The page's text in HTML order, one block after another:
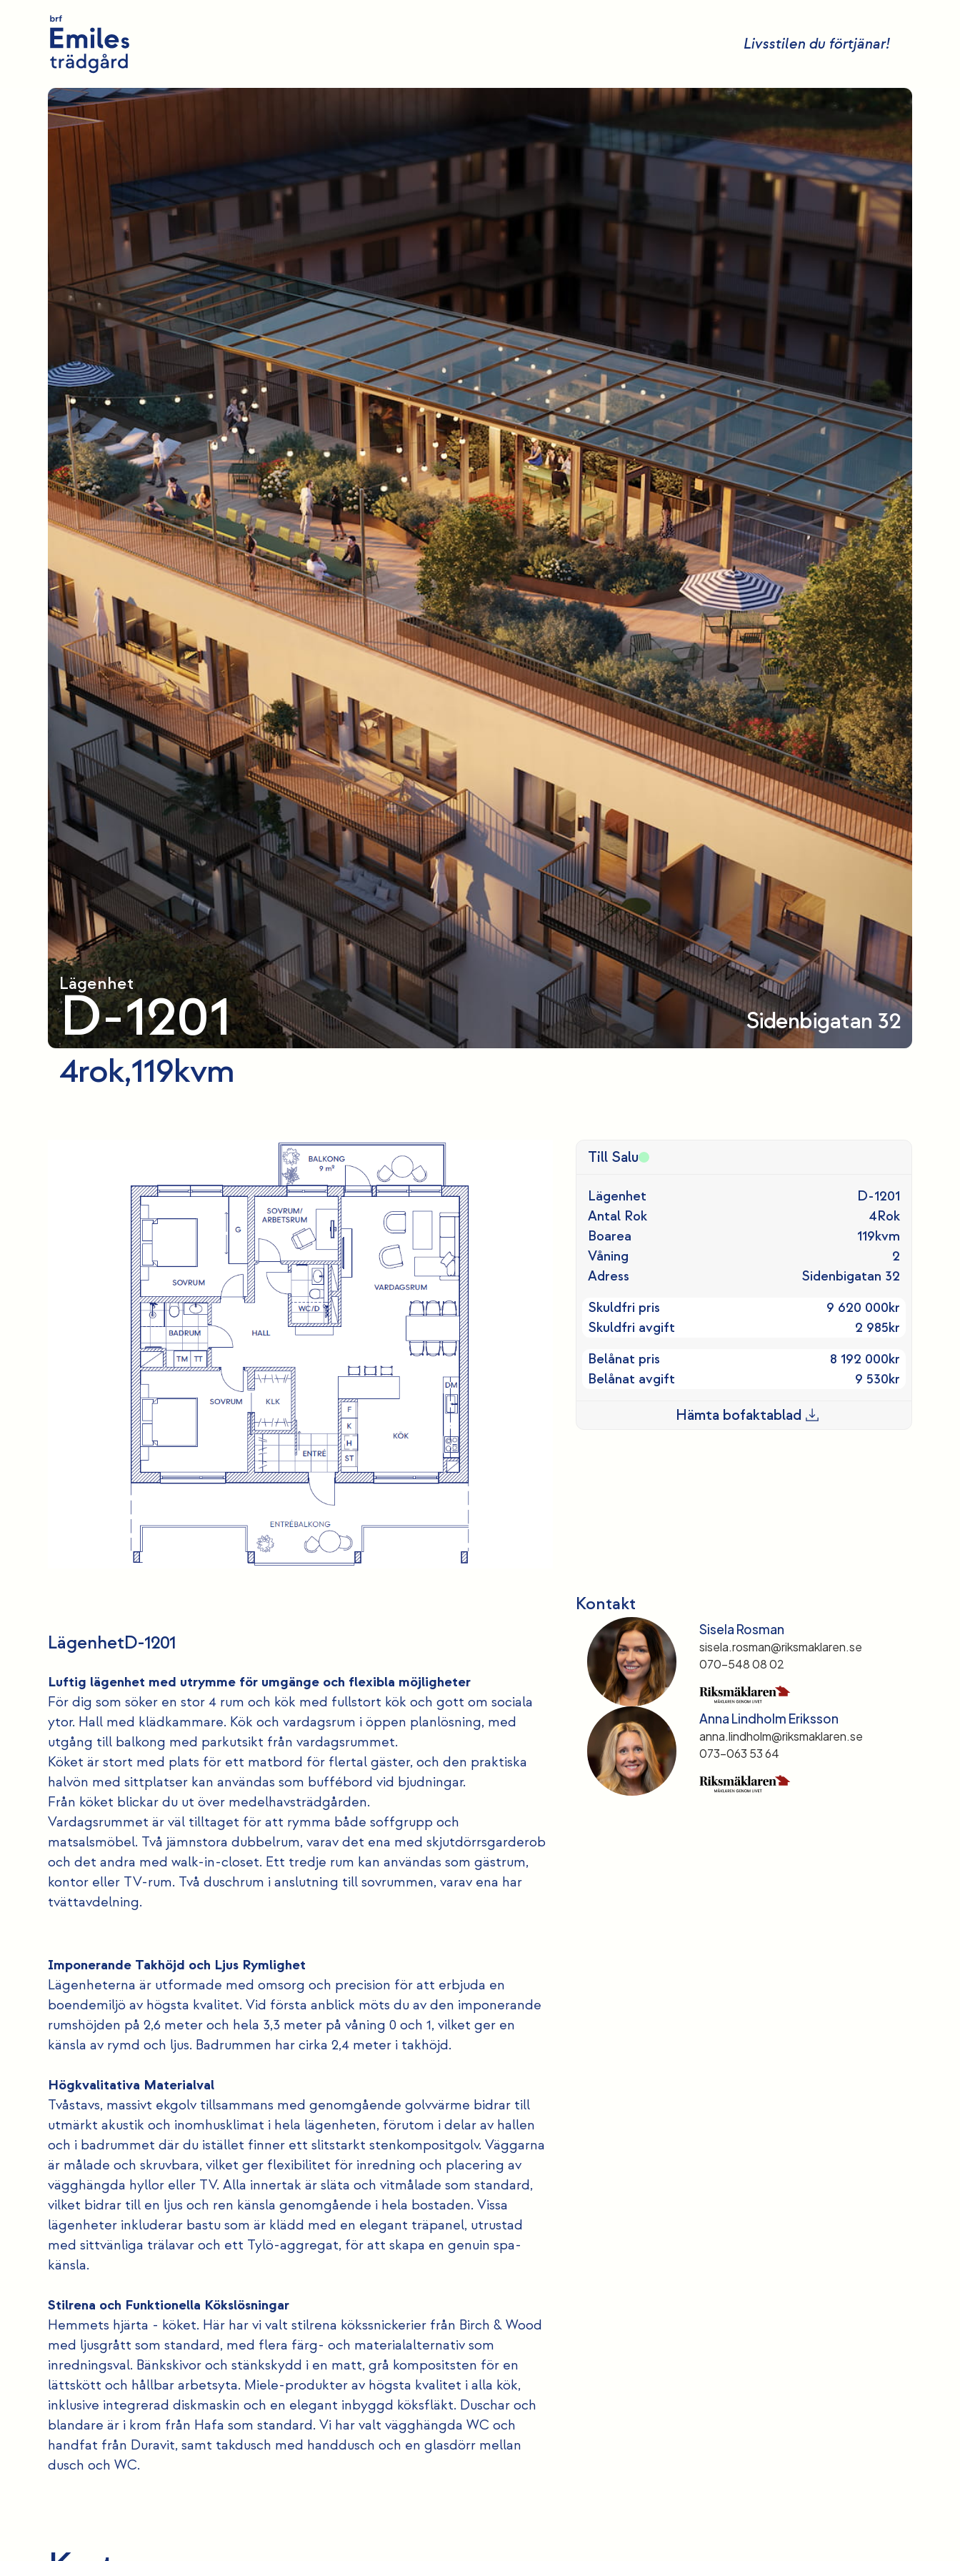
Livsstilen du förtjänar!
Lägenhet
D-1201 Sidenbigatan 32
4rok,119kvm
Till Salu
Lägenhet
D-1201
Antal Rok
4Rok
Boarea
119kvm
Våning
2
Adress
Sidenbigatan 32
Skuldfri pris
9 620 000kr
Skuldfri avgift
2 985kr
Belånat pris
8 192 000kr
Belånat avgift
9 530kr
Hämta bofaktablad
LägenhetD-1201
Luftig lägenhet med utrymme för umgänge och flexibla möjligheter
För dig som söker en stor 4 rum och kök med fullstort kök och gott om sociala
ytor. Hall med klädkammare. Kök och vardagsrum i öppen planlösning, med
utgång till balkong med parkutsikt från vardagsrummet.
Köket är stort med plats för ett matbord för flertal gäster, och den praktiska
halvön med sittplatser kan användas som buffébord vid bjudningar.
Från köket blickar du ut över medelhavsträdgården.
Vardagsrummet är väl tilltaget för att rymma både soffgrupp och
matsalsmöbel. Två jämnstora dubbelrum, varav det ena med skjutdörrsgarderob
och det andra med walk-in-closet. Ett tredje rum kan användas som gästrum,
kontor eller TV-rum. Två duschrum i anslutning till sovrummen, varav ena har
tvättavdelning.
Imponerande Takhöjd och Ljus Rymlighet
Lägenheterna är utformade med omsorg och precision för att erbjuda en
boendemiljö av högsta kvalitet. Vid första anblick möts du av den imponerande
rumshöjden på 2,6 meter och hela 3,3 meter på våning 0 och 1, vilket ger en
känsla av rymd och ljus. Badrummen har cirka 2,4 meter i takhöjd.
Högkvalitativa Materialval
Tvåstavs, massivt ekgolv tillsammans med genomgående golvvärme bidrar till
utmärkt akustik och inomhusklimat i hela lägenheten, förutom i delar av hallen
och i badrummet där du istället finner ett slitstarkt stenkompositgolv. Väggarna
är målade och skruvbara, vilket ger flexibilitet för inredning och placering av
vägghängda hyllor eller TV. Alla innertak är släta och vitmålade som standard,
vilket bidrar till en ljus och ren känsla genomgående i hela bostaden. Vissa
lägenheter inkluderar bastu som är klädd med en elegant träpanel, utrustad
med sittvänliga trälavar och ett Tylö-aggregat, för att skapa en genuin spa-
känsla.
Stilrena och Funktionella Kökslösningar
Hemmets hjärta - köket. Här har vi valt stilrena kökssnickerier från Birch & Wood
med ljusgrått som standard, med flera färg- och materialalternativ som
inredningsval. Bänkskivor och stänkskydd i en matt, grå kompositsten för en
lättskött och hållbar arbetsyta. Miele-produkter av högsta kvalitet i alla kök,
inklusive integrerad diskmaskin och en elegant inbyggd köksfläkt. Duschar och
blandare är i krom från Hafa som standard. Vi har valt vägghängda WC och
handfat från Duravit, samt takdusch med handdusch och en glasdörr mellan
dusch och WC.
Kontakt
Sisela Rosman
sisela.rosman@riksmaklaren.se
070-548 08 02
Anna Lindholm Eriksson
anna.lindholm@riksmaklaren.se
073-063 53 64